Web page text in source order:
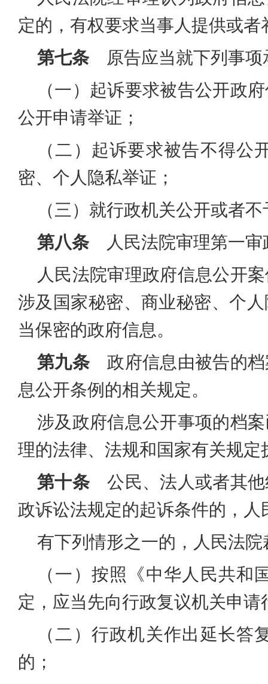
定的，有权要求当事人提供或者
第七条 原告应当就下列事项
（一）起诉要求被告公开政
公开申请举证；
（二）起诉要求被告不得
密、个人隐私举证；
（三）就行政机关公开或者
第八条 人民法院审理第一审
人民法院审理政府信息公开
涉及国家秘密、商业秘密、个
当保密的政府信息。
第九条 政府信息由被告的档
息公开条例的相关规定。
涉及政府信息公开事项的档
理的法律、法规和国家有关规定
第十条 公民、法人或者其他
政诉讼法规定的起诉条件的，
有下列情形之一的，人民法
（一）按照《中华人民共
定，应当先向行政复议机关申
（二）行政机关作出延长
的；